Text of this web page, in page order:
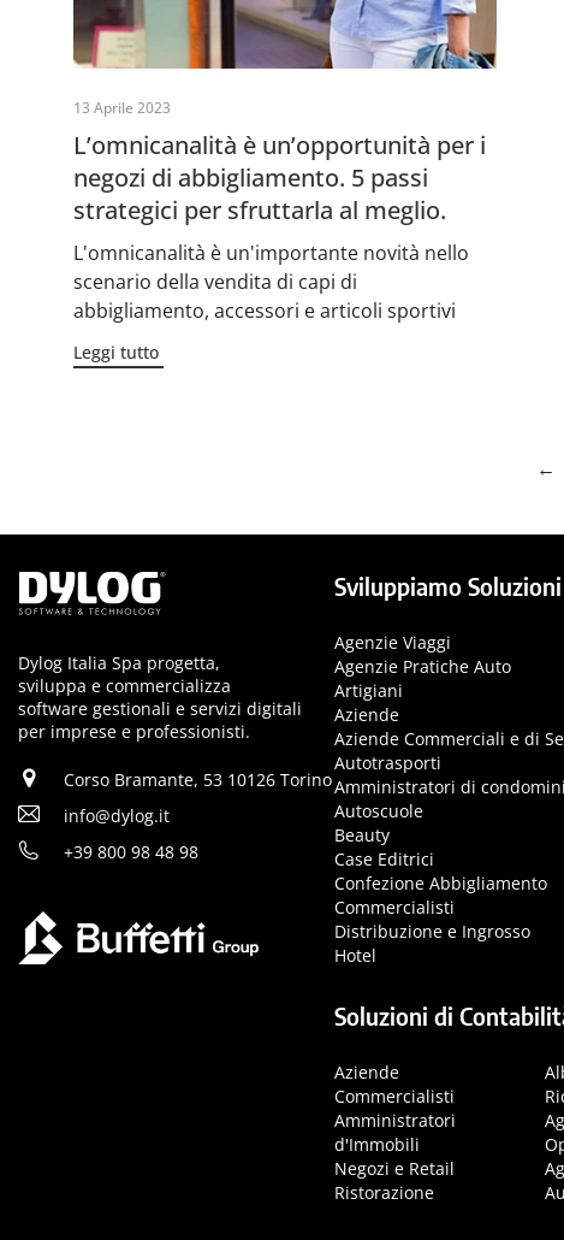
13 Aprile 2023
L’omnicanalità è un’opportunità per i
negozi di abbigliamento. 5 passi
strategici per sfruttarla al meglio.
L'omnicanalità è un'importante novità nello
scenario della vendita di capi di
abbigliamento, accessori e articoli sportivi
Leggi tutto
←
Dylog Italia Spa progetta,
sviluppa e commercializza
software gestionali e servizi digitali
per imprese e professionisti.
Corso Bramante, 53 10126 Torino
info@dylog.it
+39 800 98 48 98
Sviluppiamo
Agenzie Viaggi
Agenzie Pratiche Auto
Artigiani
Aziende
Aziende Commerciali e di
Autotrasporti
Amministratori di
Autoscuole
Beauty
Case Editrici
Confezione Abbigliamento
Commercialisti
Distribuzione e Ingrosso
Hotel
Soluzioni di
Aziende
Commercialisti
Amministratori
d'Immobili
Negozi e Retail
Ristorazione